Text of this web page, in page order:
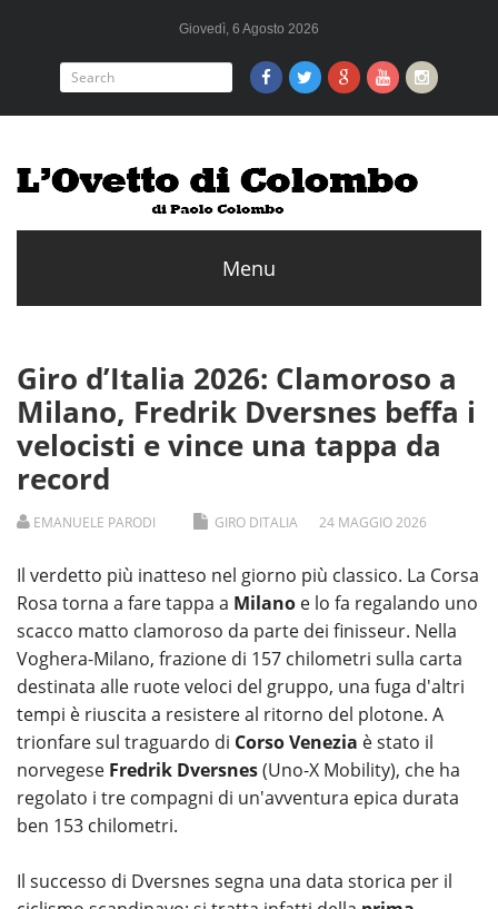
Giovedì, 6 Agosto 2026
Giro d’Italia 2026: Clamoroso a
Milano, Fredrik Dversnes beffa i
velocisti e vince una tappa da
record
EMANUELE PARODI GIRO DITALIA 24 MAGGIO2026
Il verdetto più inatteso nel giorno più classico. La Corsa
Rosa torna a fare tappa a Milano e lo fa regalando uno
scacco matto clamoroso da parte dei finisseur. Nella
Voghera-Milano, frazione di 157 chilometri sulla carta
destinata alle ruote veloci del gruppo, una fuga d'altri
tempi è riuscita a resistere al ritorno del plotone. A
trionfare sul traguardo di Corso Venezia è stato il
norvegese Fredrik Dversnes(Uno-X Mobility), che ha
regolato i tre compagni di un'avventura epica durata
ben 153 chilometri.
Il successo di Dversnes segna una data storica per il